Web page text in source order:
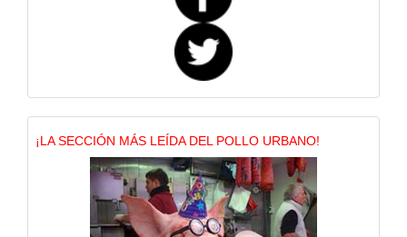
¡LA SECCIÓN MÁS LEÍDA DEL POLLO URBANO!